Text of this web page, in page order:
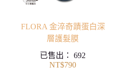
FLORA 金淬奇蹟蛋白深
層護髮膜
已售出：692
NT$790